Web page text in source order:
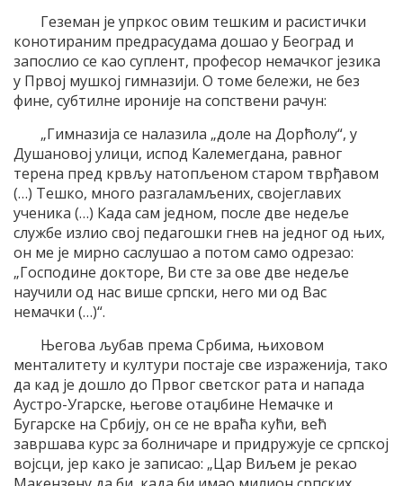
Геземан је упркос овим тешким и расистички
конотираним предрасудама дошао у Београд и
запослио се као суплент, професор немачког језика
у Првој мушкој гимназији. О томе бележи, не без
фине, субтилне ироније на сопствени рачун:
„Гимназија се налазила „доле на Дорћолу“, у
Душановој улици, испод Калемегдана, равног
терена пред крвљу натопљеном старом тврђавом
(…) Тешко, много разгаламљених, својеглавих
ученика (…) Када сам једном, после две недеље
службе излио свој педагошки гнев на једног од њих,
он ме је мирно саслушао а потом само одрезао:
„Господине докторе, Ви сте за ове две недеље
научили од нас више српски, него ми од Вас
немачки (…)“.
Његова љубав према Србима, њиховом
менталитету и култури постаје све израженија, тако
да кад је дошло до Првог светског рата и напада
Аустро-Угарске, његове отаџбине Немачке и
Бугарске на Србију, он се не враћа кући, већ
завршава курс за болничаре и придружује се српској
војсци, јер како је записао: „Цар Виљем је рекао